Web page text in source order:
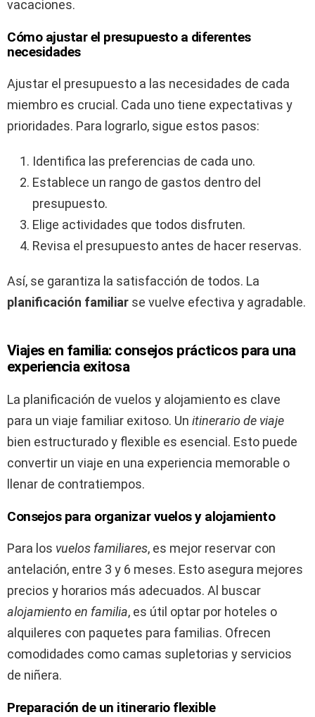
vacaciones.
Cómo ajustar el presupuesto a diferentes
necesidades
Ajustar el presupuesto a las necesidades de cada
miembro es crucial. Cada uno tiene expectativas y
prioridades. Para lograrlo, sigue estos pasos:
Identifica las preferencias de cada uno.
Establece un rango de gastos dentro del
presupuesto.
Elige actividades que todos disfruten.
Revisa el presupuesto antes de hacer reservas.
Así, se garantiza la satisfacción de todos. La
planificación familiar se vuelve efectiva y agradable.
Viajes en familia: consejos prácticos para una
experiencia exitosa
La planificación de vuelos y alojamiento es clave
para un viaje familiar exitoso. Un itinerario de viaje
bien estructurado y flexible es esencial. Esto puede
convertir un viaje en una experiencia memorable o
llenar de contratiempos.
Consejos para organizar vuelos y alojamiento
Para los vuelos familiares, es mejor reservar con
antelación, entre 3 y 6 meses. Esto asegura mejores
precios y horarios más adecuados. Al buscar
alojamiento en familia, es útil optar por hoteles o
alquileres con paquetes para familias. Ofrecen
comodidades como camas supletorias y servicios
de niñera.
Preparación de un itinerario flexible